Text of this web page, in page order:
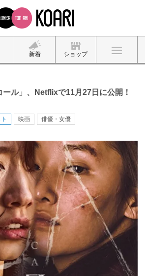
新着 ショップ
ル」、Netflixで11月27日に公開！
映画 俳優・女優